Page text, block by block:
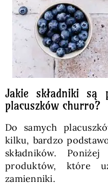
Jakie składniki są
placuszków churro?
Do samych
kilku, bardzo
składników.
produktów, które
zamienniki.